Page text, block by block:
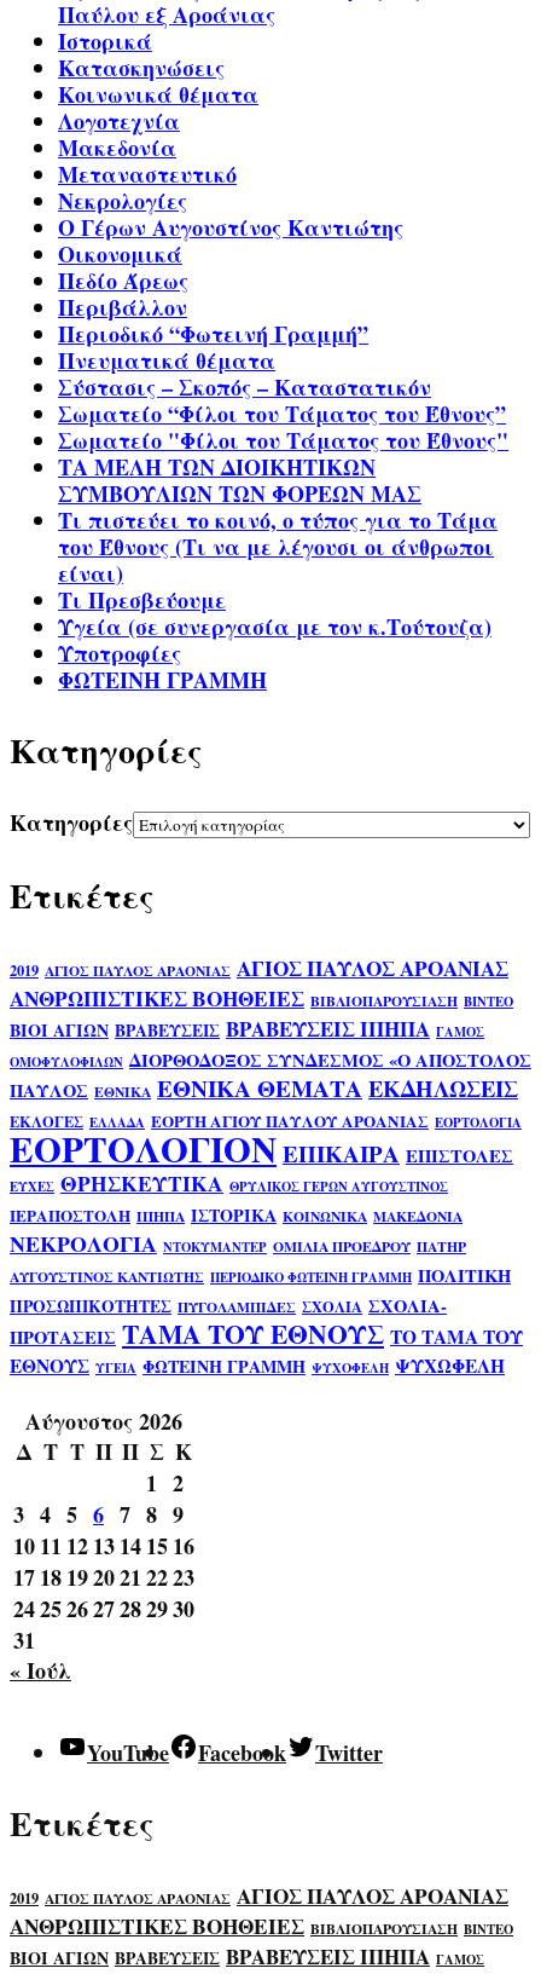
Παύλου εξ Αροάνιας
Ιστορικά
Κατασκηνώσεις
Κοινωνικά θέματα
Λογοτεχνία
Μακεδονία
Μεταναστευτικό
Νεκρολογίες
Ο Γέρων Αυγουστίνος Καντιώτης
Οικονομικά
Πεδίο Άρεως
Περιβάλλον
Περιοδικό “Φωτεινή Γραμμή”
Πνευματικά θέματα
Σύστασις – Σκοπός – Καταστατικόν
Σωματείο “Φίλοι του Τάματος του Έθνους”
Σωματείο "Φίλοι του Τάματος του Έθνους"
ΤΑ ΜΕΛΗ ΤΩΝ ΔΙΟΙΚΗΤΙΚΩΝ
ΣΥΜΒΟΥΛΙΩΝ ΤΩΝ ΦΟΡΕΩΝ ΜΑΣ
Τι πιστεύει το κοινό, ο τύπος για το Τάμα
του Έθνους (Τι να με λέγουσι οι άνθρωποι
είναι)
Τι Πρεσβεύουμε
Υγεία (σε συνεργασία με τον κ.Τούτουζα)
Υποτροφίες
ΦΩΤΕΙΝΗ ΓΡΑΜΜΗ
Kατηγορίες
Kατηγορίες
Ετικέτες
2019 ΑΓΙΟΣ ΠΑΥΛΟΣ ΑΡΑΟΝΙΑΣ ΑΓΙΟΣ ΠΑΥΛΟΣ ΑΡΟΑΝΙΑΣ
ΑΝΘΡΩΠΙΣΤΙΚΕΣ ΒΟΗΘΕΙΕΣ ΒΙΒΛΙΟΠΑΡΟΥΣΙΑΣΗ ΒΙΝΤΕΟ
ΒΙΟΙ ΑΓΙΩΝ ΒΡΑΒΕΥΣΕΙΣ ΒΡΑΒΕΥΣΕΙΣ ΙΠΗΠΑ ΓΑΜΟΣ
ΟΜΟΦΥΛΟΦΙΛΩΝ ΔΙΟΡΘΟΔΟΞΟΣ ΣΥΝΔΕΣΜΟΣ «Ο ΑΠΟΣΤΟΛΟΣ
ΠΑΥΛΟΣ ΕΘΝΙΚΑ ΕΘΝΙΚΑ ΘΕΜΑΤΑΕΚΔΗΛΩΣΕΙΣ
ΕΚΛΟΓΕΣ ΕΛΛΑΔΑ ΕΟΡΤΗ ΑΓΙΟΥ ΠΑΥΛΟΥ ΑΡΟΑΝΙΑΣ ΕΟΡΤΟΛΟΓΙΑ
ΕΟΡΤΟΛΟΓΙΟΝΕΠΙΚΑΙΡΑ ΕΠΙΣΤΟΛΕΣ
ΕΥΧΕΣ ΘΡΗΣΚΕΥΤΙΚΑ ΘΡΥΛΙΚΟΣ ΓΕΡΩΝ ΑΥΓΟΥΣΤΙΝΟΣ
ΙΕΡΑΠΟΣΤΟΛΗ ΙΠΗΠΑ ΙΣΤΟΡΙΚΑ ΚΟΙΝΩΝΙΚΑ ΜΑΚΕΔΟΝΙΑ
ΝΕΚΡΟΛΟΓΙΑ ΝΤΟΚΥΜΑΝΤΕΡ ΟΜΙΛΙΑ ΠΡΟΕΔΡΟΥ ΠΑΤΗΡ
ΑΥΓΟΥΣΤΙΝΟΣ ΚΑΝΤΙΩΤΗΣ ΠΕΡΙΟΔΙΚΟ ΦΩΤΕΙΝΗ ΓΡΑΜΜΗ ΠΟΛΙΤΙΚΗ
ΠΡΟΣΩΠΙΚΟΤΗΤΕΣ ΠΥΓΟΛΑΜΠΙΔΕΣ ΣΧΟΛΙΑ ΣΧΟΛΙΑ-
ΠΡΟΤΑΣΕΙΣ ΤΑΜΑ ΤΟΥ ΕΘΝΟΥΣ ΤΟ ΤΑΜΑ ΤΟΥ
ΕΘΝΟΥΣ ΥΓΕΙΑ ΦΩΤΕΙΝΗ ΓΡΑΜΜΗ ΨΥΧΟΦΕΛΗ ΨΥΧΩΦΕΛΗ
Αύγουστος 2026
Δ Τ Τ Π Π Σ Κ
1 2
3 4 5 6 7 8 9
1011 1213141516
17181920212223
24252627282930
31
« Ιούλ
YouTube Facebook Twitter
Ετικέτες
2019 ΑΓΙΟΣ ΠΑΥΛΟΣ ΑΡΑΟΝΙΑΣ ΑΓΙΟΣ ΠΑΥΛΟΣ ΑΡΟΑΝΙΑΣ
ΑΝΘΡΩΠΙΣΤΙΚΕΣ ΒΟΗΘΕΙΕΣ ΒΙΒΛΙΟΠΑΡΟΥΣΙΑΣΗ ΒΙΝΤΕΟ
ΒΙΟΙ ΑΓΙΩΝ ΒΡΑΒΕΥΣΕΙΣ ΒΡΑΒΕΥΣΕΙΣ ΙΠΗΠΑ ΓΑΜΟΣ